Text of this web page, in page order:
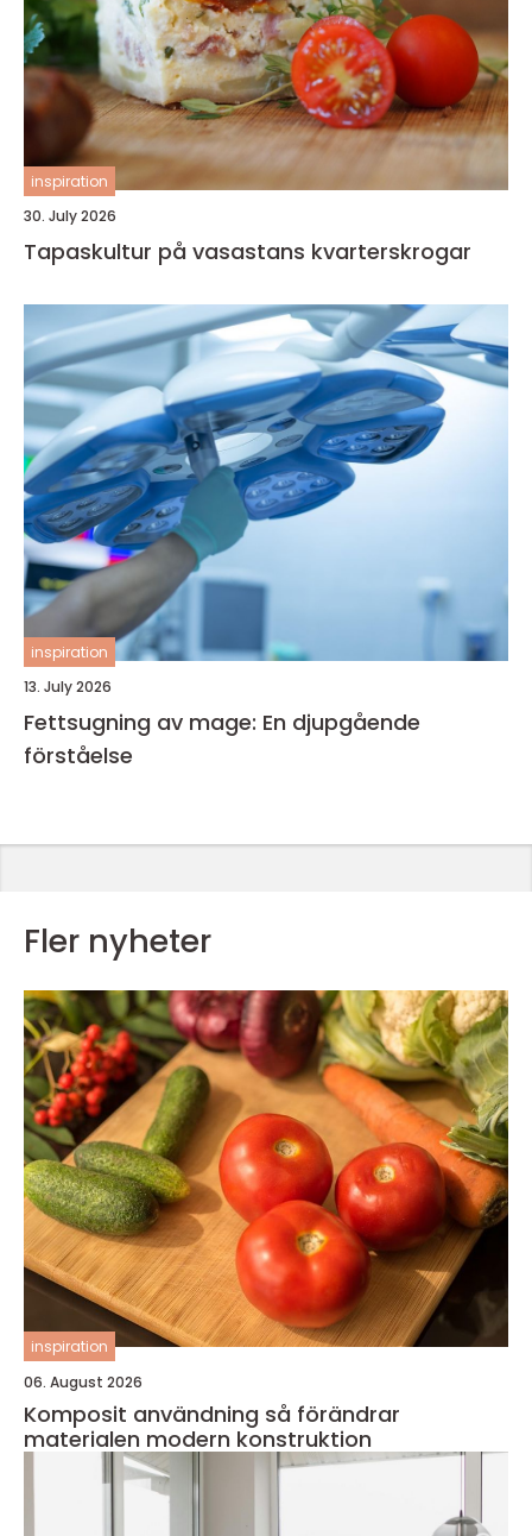
inspiration
30. July 2026
Tapaskultur på vasastans kvarterskrogar
inspiration
13. July 2026
Fettsugning av mage: En djupgående
förståelse
Fler nyheter
inspiration
06. August 2026
Komposit användning så förändrar
materialen modern konstruktion